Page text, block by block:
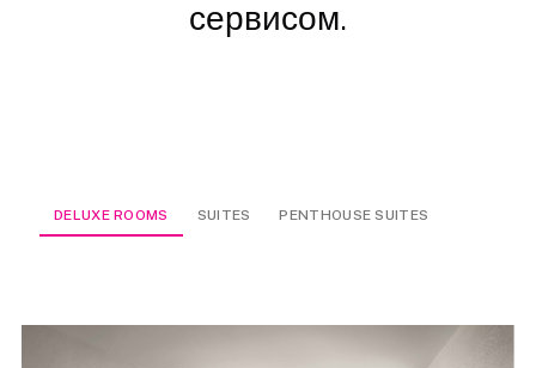
сервисом.
DELUXE ROOMS SUITES PENTHOUSE SUITES